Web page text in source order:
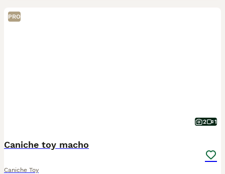
PRO
2 1
Caniche toy macho
Caniche Toy